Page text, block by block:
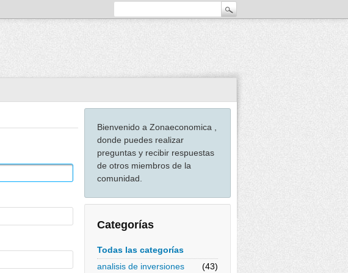
Bienvenido a Zonaeconomica ,
donde puedes realizar
preguntas y recibir respuestas
de otros miembros de la
comunidad.
Categorías
Todas las categorías
analisis de inversiones
(43)